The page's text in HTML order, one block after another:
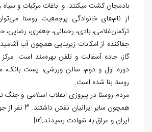
بادمجان کشت می‏کنند. و باغات مرکبات و سیاه
از نام‏‌های خانوادگی پرجمعیت روستا
ترکمان‏‌غلامی، بادی، رحمانی، جعفری، رضایی،
جفاکنده از امکانات زیربنایی همچون آب
گاز، جاده آسفالت و تلفن بهره‌مند است.
دوره اول و دوم، سالن ورزشی، پست
روستا بنا شده است.
مردم روستا در پیروزی انقلاب اسلامی و جنگ
همچون سایر
ایران و عراق به شهادت رسیدند.[12]